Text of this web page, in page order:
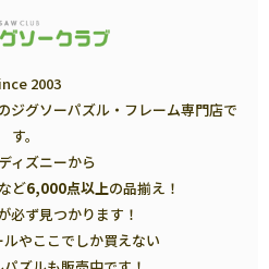
2003
ジグソーパズル・フレーム専門店で
す。
ィズニーから
ど6,000点以上の品揃え！
必ず見つかります！
やここでしか買えない